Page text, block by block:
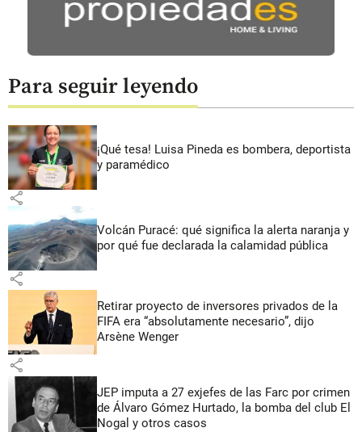
Para seguir leyendo
¡Qué tesa! Luisa Pineda es bombera, deportista
y paramédico
share
Volcán Puracé: qué significa la alerta naranja y
por qué fue declarada la calamidad pública
share
Retirar proyecto de inversores privados de la
FIFA era “absolutamente necesario”, dijo
Arsène Wenger
share
JEP imputa a 27 exjefes de las Farc por crimen
de Álvaro Gómez Hurtado, la bomba del club El
Nogal y otros casos